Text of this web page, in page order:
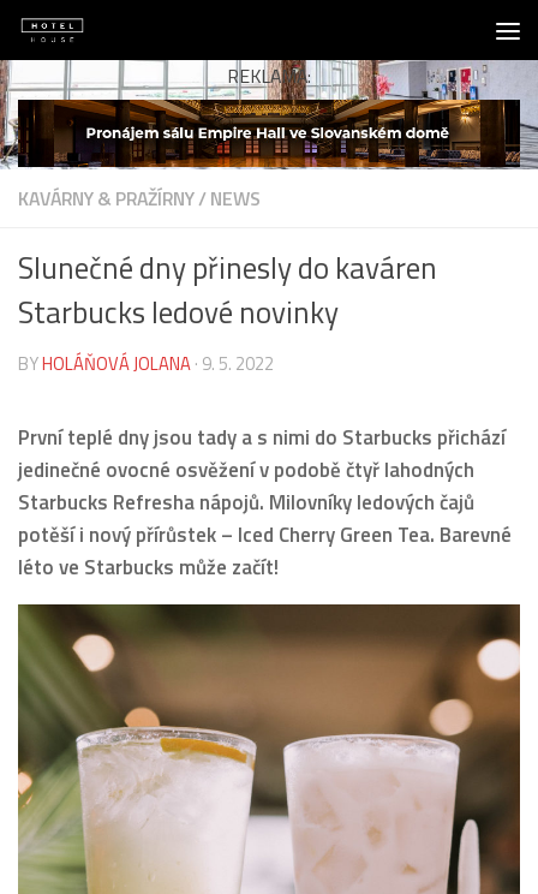
Skip to content
REKLAMA:
KAVÁRNY & PRAŽÍRNY/NEWS
Slunečné dny přinesly do kaváren
Starbucks ledové novinky
BYHOLÁŇOVÁ JOLANA· 9. 5. 2022
První teplé dny jsou tady a s nimi do Starbucks přichází
jedinečné ovocné osvěžení v podobě čtyř lahodných
Starbucks Refresha nápojů. Milovníky ledových čajů
potěší i nový přírůstek – Iced Cherry Green Tea. Barevné
léto ve Starbucks může začít!